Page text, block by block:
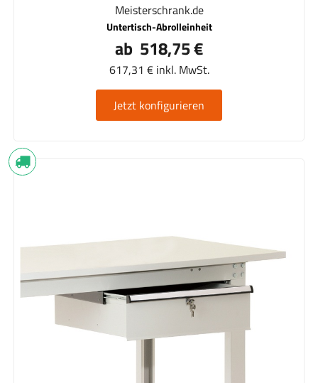
Meisterschrank.de
Untertisch-Abrolleinheit
ab 518,75 €
617,31 € inkl. MwSt.
Jetzt konfigurieren